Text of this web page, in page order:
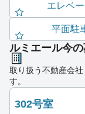
エレベ
平面駐
ルミエール今
取り扱う不動産会
す。
302号室